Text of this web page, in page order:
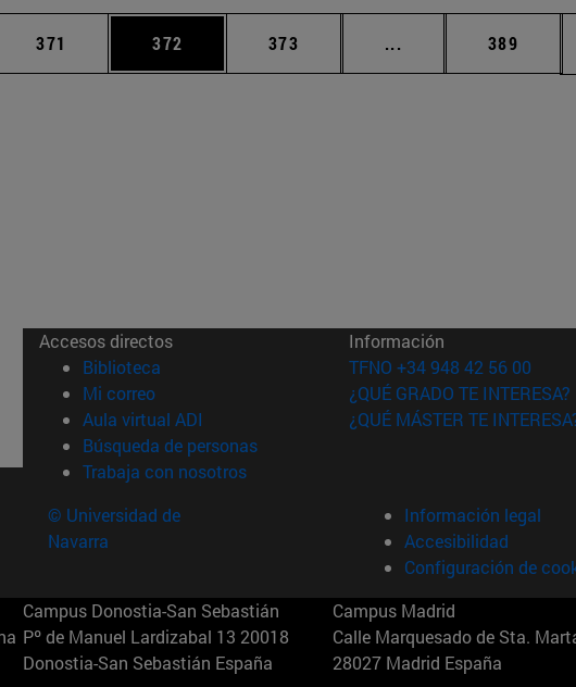
intermedias Use TAB para desplazarse.
Página
371 Página
372 Página
373 ... Páginas intermedias
Página
389
Accesos directos
Biblioteca (abre en nueva ventana)
Mi correo(abre en nueva ventana)
Aula virtual ADI (abre en nueva ventana)
Búsqueda de personas(abre en nueva ventana)
Trabaja con nosotros(abre en nueva ventana)
Información
TFNO +34 948 42 56 00
¿QUÉ GRADO TE INTERESA?
¿QUÉ MÁSTER TE
© Universidad de
Navarra
Información legal
Accesibilidad
Configuración de
Campus Donostia-San Sebastián
Pº de Manuel Lardizabal 13 20018
Donostia-San Sebastián España
Campus Madrid
Calle Marquesado de Sta.
28027 Madrid España